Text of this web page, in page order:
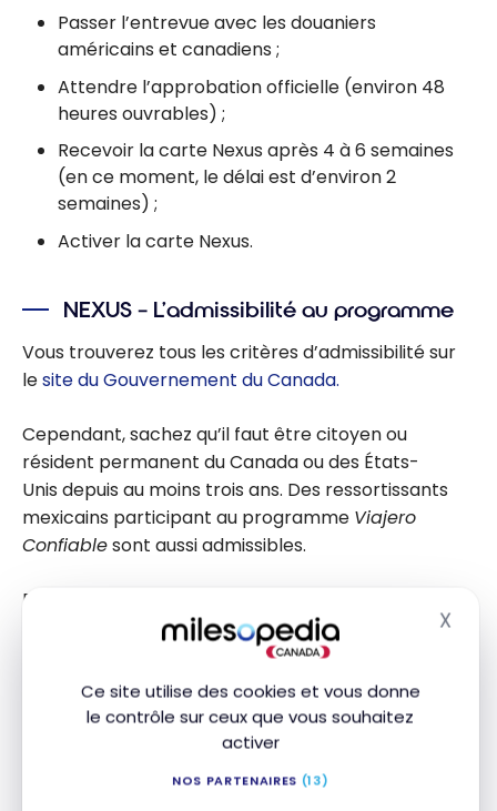
Ce site utilise des cookies et vous donne
le contrôle sur ceux que vous souhaitez
activer
NOS PARTENAIRES (13)
X
Passer l’entrevue avec les douaniers
américains et canadiens ;
Attendre l’approbation officielle (environ 48
heures ouvrables) ;
Recevoir la carte Nexus après 4 à 6 semaines
(en ce moment, le délai est d’environ 2
semaines) ;
Activer la carte Nexus.
NEXUS – L’admissibilité au programme
Vous trouverez tous les critères d’admissibilité sur
lesite du Gouvernement du Canada.
Cependant, sachez qu’il faut être citoyen ou
résident permanent du Canada ou des États-
Unis depuis au moins trois ans. Des ressortissants
mexicains participant au programme Viajero
Confiablesont aussi admissibles.
De plus, vous devrez posséder un dossier sans
tache concernant des antécédents criminels.
NEXUS – Les documents requis pour
votre demande
votre citoyenneté ou votre résidence permanente :